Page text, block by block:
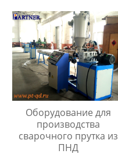
Оборудование для
производства
сварочного прутка из
ПНД